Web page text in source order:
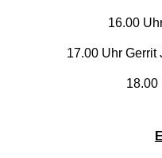
16.00
17.00 Uhr Gerrit
18.00